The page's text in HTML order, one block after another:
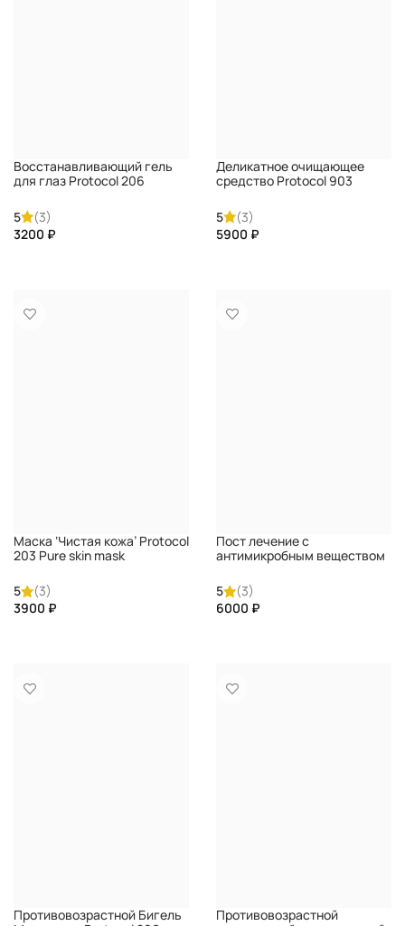
Восстанавливающий гель
для глаз Protocol 206
DIRECTALAB
5
(3)
₽
Деликатное очищающее
средство Protocol 903
Detergent DIRECTALAB
5
(3)
₽
Маска ‘Чистая кожа’ Protocol
203 Pure skin mask
5
(3)
₽
Пост лечение с
антимикробным веществом
Protocol 203 Post-treatment
with antimicrobial agent
DIRECTALAB
5
(3)
₽
Противовозрастной Бигель
Противовозрастной